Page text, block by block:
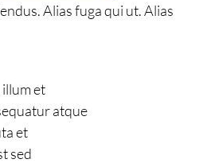
Alias fuga qui ut. Alias
et
atque
et
sed